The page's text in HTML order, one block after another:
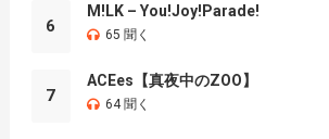
6
M!LK – You!Joy!Parade!
65 聞く
7
ACEes【真夜中のZOO】
64 聞く